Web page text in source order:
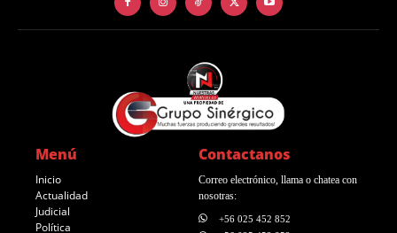
Menú
Inicio
Actualidad
Judicial
Política
Contactanos
Correo electrónico, llama o chatea con
nosotras:
+56 025 452 852